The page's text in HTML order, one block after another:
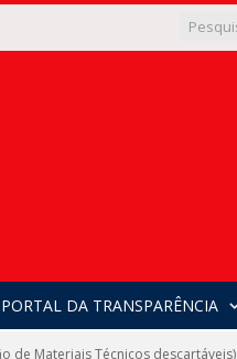
PORTAL DA TRANSPARÊNCIA
de Materiais Técnicos descartáveis)